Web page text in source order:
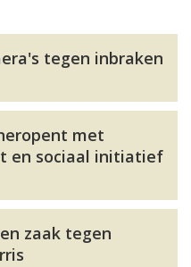
tegen inbraken
met
en sociaal initiatief
zaak tegen